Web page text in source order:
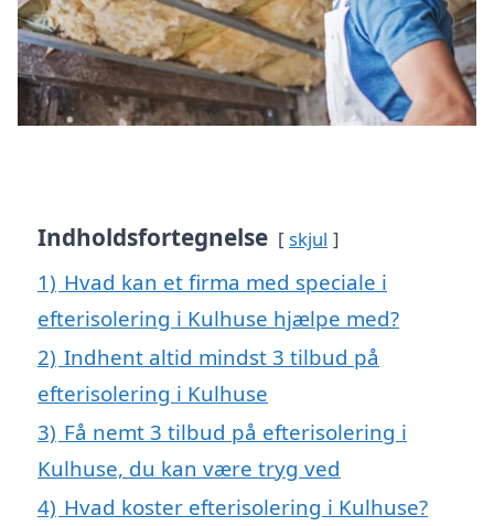
Indholdsfortegnelse skjul
1) Hvad kan et firma med speciale i
efterisolering i Kulhuse hjælpe med?
2) Indhent altid mindst 3 tilbud på
efterisolering i Kulhuse
3) Få nemt 3 tilbud på efterisolering i
Kulhuse, du kan være tryg ved
4) Hvad koster efterisolering i Kulhuse?